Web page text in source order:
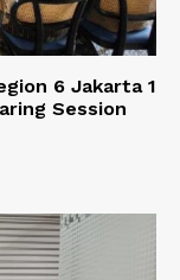
6 Jakarta 1
Session